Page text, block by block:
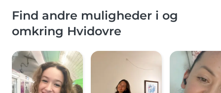
Find andre muligheder i og
omkring Hvidovre